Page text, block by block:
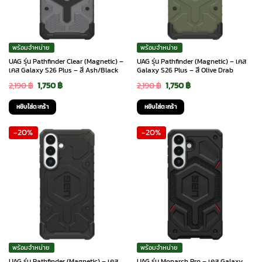
พร้อมจำหน่าย
UAG รุ่น Pathfinder Clear (Magnetic) –
เคส Galaxy S26 Plus – สี Ash/Black
2,190฿ Original
price
was:
2,190 ฿.
1,750฿Current
1,750 ฿.
หยิบใส่ตะกร้า
พร้อมจำหน่าย
UAG รุ่น Pathfinder (Magnetic) – เคส
Galaxy S26 Plus – สี Olive Drab
2,190฿ Original
price
was:
2,190 ฿.
1,750฿Current
1,750 ฿.
หยิบใส่ตะกร้า
-20%
พร้อมจำหน่าย
-20%
พร้อมจำหน่าย